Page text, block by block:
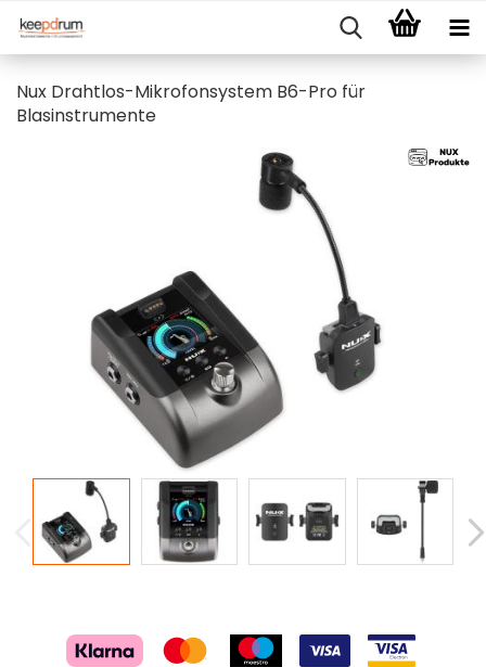
Nux Drahtlos-Mikrofonsystem B6-Pro für
Blasinstrumente